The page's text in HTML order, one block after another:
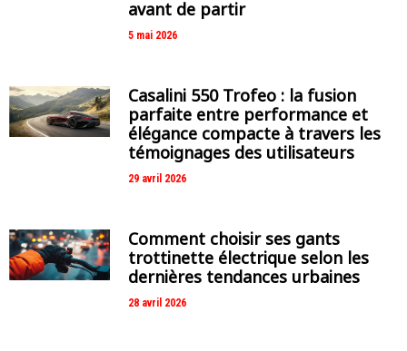
avant de partir
5 mai 2026
Casalini 550 Trofeo : la fusion
parfaite entre performance et
élégance compacte à travers les
témoignages des utilisateurs
29 avril 2026
Comment choisir ses gants
trottinette électrique selon les
dernières tendances urbaines
28 avril 2026